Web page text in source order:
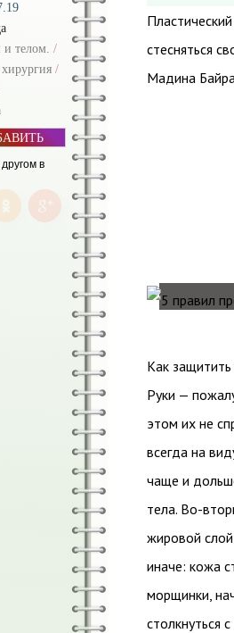
и телом. /
/
в
стесняться
Мадина
Как
Руки —
этом их не
всегда на
чаще и
тела. Во-
жировой
иначе: кожа
морщинки,
столкнуться